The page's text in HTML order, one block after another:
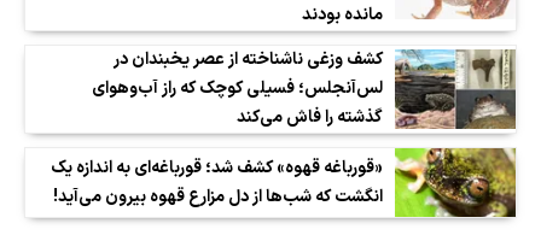
مانده بودند
کشف وزغی ناشناخته از عصر یخبندان در
لس‌آنجلس؛ فسیلی کوچک که راز آب‌وهوای
گذشته را فاش می‌کند
«قورباغه قهوه» کشف شد؛ قورباغه‌ای به اندازه یک
انگشت که شب‌ها از دل مزارع قهوه بیرون می‌آید!